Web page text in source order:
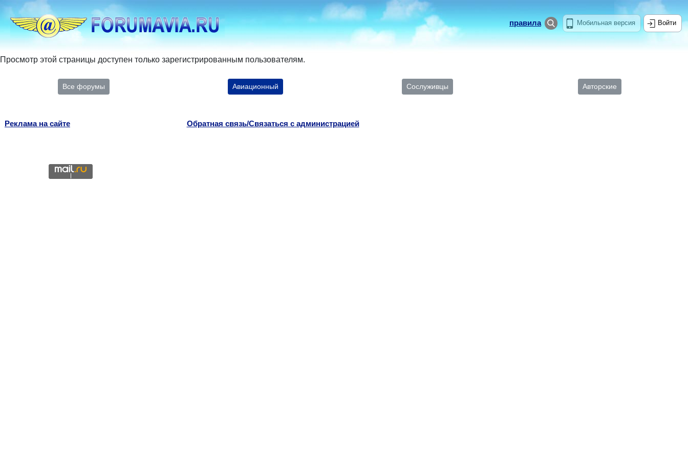
Мобильная версия
правила Войти
Просмотр этой страницы доступен только зарегистрированным пользователям.
Все форумы Авиационный Сослуживцы Авторские
Реклама на сайте Обратная связь/Связаться с администрацией